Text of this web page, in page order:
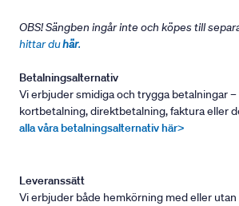
OBS! Sängben ingår inte och köpes till
hittar duhär.
Betalningsalternativ
Vi erbjuder smidiga och trygga betalningar –
kortbetalning, direktbetalning, faktura eller
alla våra betalningsalternativ här>
Leveranssätt
Vi erbjuder både hemkörning med eller